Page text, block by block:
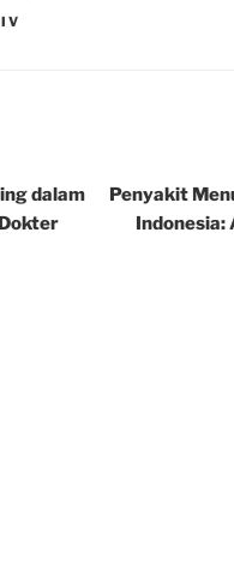
dalam
Penyakit
Indonesia: